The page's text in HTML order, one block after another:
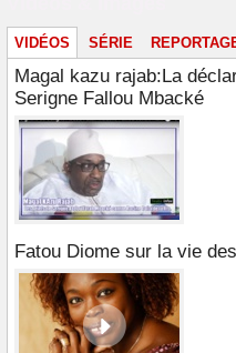
VIDÉOS SÉRIE
Magal kazu rajab:La
Serigne Fallou Mbacké
Fatou Diome sur la vie